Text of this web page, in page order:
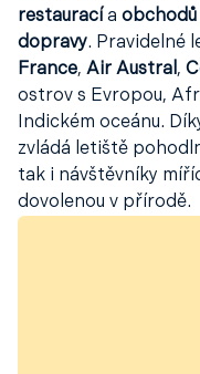
restaurací a obchodů
dopravy. Pravidelné
France, Air Austral ,
ostrov s Evropou,
Indickém oceánu.
zvládá letiště
tak i návštěvníky
dovolenou v přírodě.